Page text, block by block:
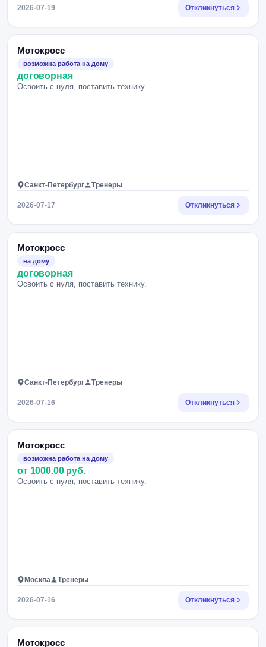
2026-07-19 Откликнуться
Мотокросс
возможна работа на дому
договорная
Освоить с нуля, поставить технику.
Санкт-Петербург Тренеры
2026-07-17 Откликнуться
Мотокросс
на дому
договорная
Освоить с нуля, поставить технику.
Санкт-Петербург Тренеры
2026-07-16 Откликнуться
Мотокросс
возможна работа на дому
от 1000.00 руб.
Освоить с нуля, поставить технику.
Москва Тренеры
2026-07-16 Откликнуться
Мотокросс